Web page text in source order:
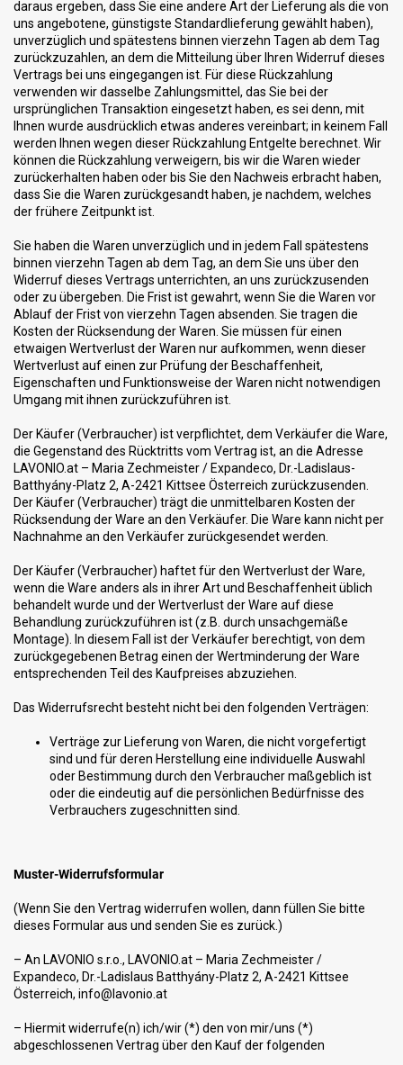
daraus ergeben, dass Sie eine andere Art der Lieferung als die von
uns angebotene, günstigste Standardlieferung gewählt haben),
unverzüglich und spätestens binnen vierzehn Tagen ab dem Tag
zurückzuzahlen, an dem die Mitteilung über Ihren Widerruf dieses
Vertrags bei uns eingegangen ist. Für diese Rückzahlung
verwenden wir dasselbe Zahlungsmittel, das Sie bei der
ursprünglichen Transaktion eingesetzt haben, es sei denn, mit
Ihnen wurde ausdrücklich etwas anderes vereinbart; in keinem Fall
werden Ihnen wegen dieser Rückzahlung Entgelte berechnet. Wir
können die Rückzahlung verweigern, bis wir die Waren wieder
zurückerhalten haben oder bis Sie den Nachweis erbracht haben,
dass Sie die Waren zurückgesandt haben, je nachdem, welches
der frühere Zeitpunkt ist.
Sie haben die Waren unverzüglich und in jedem Fall spätestens
binnen vierzehn Tagen ab dem Tag, an dem Sie uns über den
Widerruf dieses Vertrags unterrichten, an uns zurückzusenden
oder zu übergeben. Die Frist ist gewahrt, wenn Sie die Waren vor
Ablauf der Frist von vierzehn Tagen absenden. Sie tragen die
Kosten der Rücksendung der Waren. Sie müssen für einen
etwaigen Wertverlust der Waren nur aufkommen, wenn dieser
Wertverlust auf einen zur Prüfung der Beschaffenheit,
Eigenschaften und Funktionsweise der Waren nicht notwendigen
Umgang mit ihnen zurückzuführen ist.
Der Käufer (Verbraucher) ist verpflichtet, dem Verkäufer die Ware,
die Gegenstand des Rücktritts vom Vertrag ist, an die Adresse
LAVONIO.at – Maria Zechmeister / Expandeco, Dr.-Ladislaus-
Batthyány-Platz 2, A-2421 Kittsee Österreich zurückzusenden.
Der Käufer (Verbraucher) trägt die unmittelbaren Kosten der
Rücksendung der Ware an den Verkäufer. Die Ware kann nicht per
Nachnahme an den Verkäufer zurückgesendet werden.
Der Käufer (Verbraucher) haftet für den Wertverlust der Ware,
wenn die Ware anders als in ihrer Art und Beschaffenheit üblich
behandelt wurde und der Wertverlust der Ware auf diese
Behandlung zurückzuführen ist (z.B. durch unsachgemäße
Montage). In diesem Fall ist der Verkäufer berechtigt, von dem
zurückgegebenen Betrag einen der Wertminderung der Ware
entsprechenden Teil des Kaufpreises abzuziehen.
Das Widerrufsrecht besteht nicht bei den folgenden Verträgen:
Verträge zur Lieferung von Waren, die nicht vorgefertigt
sind und für deren Herstellung eine individuelle Auswahl
oder Bestimmung durch den Verbraucher maßgeblich ist
oder die eindeutig auf die persönlichen Bedürfnisse des
Verbrauchers zugeschnitten sind.
Muster-Widerrufsformular
(Wenn Sie den Vertrag widerrufen wollen, dann füllen Sie bitte
dieses Formular aus und senden Sie es zurück.)
– An LAVONIO s.r.o., LAVONIO.at – Maria Zechmeister /
Expandeco, Dr.-Ladislaus Batthyány-Platz 2, A-2421 Kittsee
Österreich, info@lavonio.at
– Hiermit widerrufe(n) ich/wir (*) den von mir/uns (*)
abgeschlossenen Vertrag über den Kauf der folgenden